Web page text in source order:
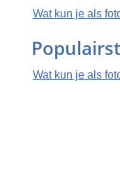
Wat kun je als
Wat kun je als